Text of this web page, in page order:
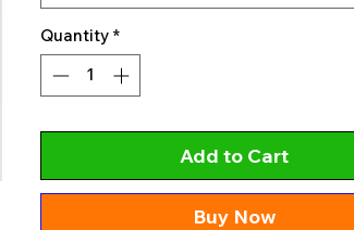
Quantity *
Add to Cart
Buy Now